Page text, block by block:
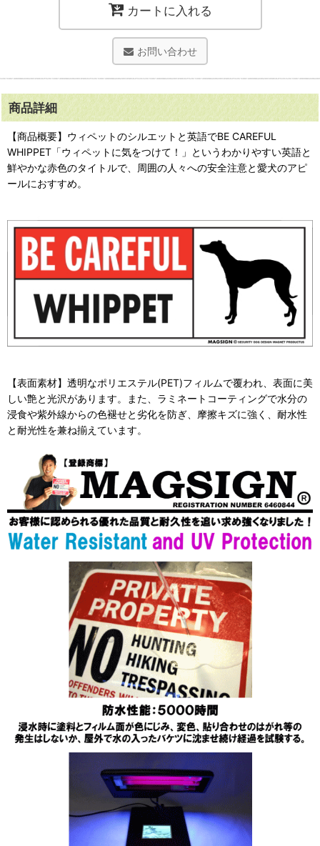
カートに入れる
お問い合わせ
商品詳細
【商品概要】ウィペットのシルエットと英語でBE CAREFUL
WHIPPET「ウィペットに気をつけて！」というわかりやすい英語と
鮮やかな赤色のタイトルで、周囲の人々への安全注意と愛犬のアピ
ールにおすすめ。
【表面素材】透明なポリエステル(PET)フィルムで覆われ、表面に美
しい艶と光沢があります。また、ラミネートコーティングで水分の
浸食や紫外線からの色褪せと劣化を防ぎ、摩擦キズに強く、耐水性
と耐光性を兼ね揃えています。